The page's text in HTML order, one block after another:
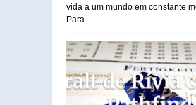
vida a um mundo em constante
Para ...